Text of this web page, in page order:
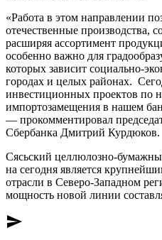
«Работа в этом направлении
отечественные производства,
расширяя ассортимент
особенно важно для
которых зависит социально-
городах и целых районах.
инвестиционных проектов по
импортозамещения в нашем
— прокомментировал
Сбербанка Дмитрий Курдюков.
Сясьский целлюлозно-
на сегодня является
отрасли в Северо-Западном
мощность новой линии
send